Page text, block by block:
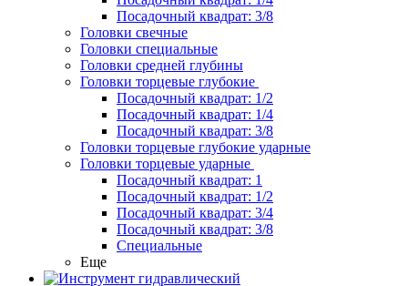
Посадочный квадрат: 3/8
Головки свечные
Головки специальные
Головки средней глубины
Головки торцевые глубокие
Посадочный квадрат: 1/2
Посадочный квадрат: 1/4
Посадочный квадрат: 3/8
Головки торцевые глубокие ударные
Головки торцевые ударные
Посадочный квадрат: 1
Посадочный квадрат: 1/2
Посадочный квадрат: 3/4
Посадочный квадрат: 3/8
Специальные
Еще